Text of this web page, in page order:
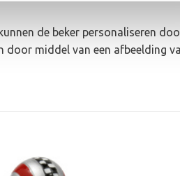
de beker personaliseren
door middel van een afbeelding